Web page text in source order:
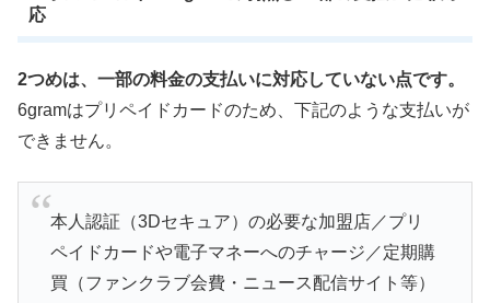
応
2つめは、一部の料金の支払いに対応していない点です。
6gramはプリペイドカードのため、下記のような支払いが
できません。
本人認証（3Dセキュア）の必要な加盟店／プリ
ペイドカードや電子マネーへのチャージ／定期購
買（ファンクラブ会費・ニュース配信サイト等）